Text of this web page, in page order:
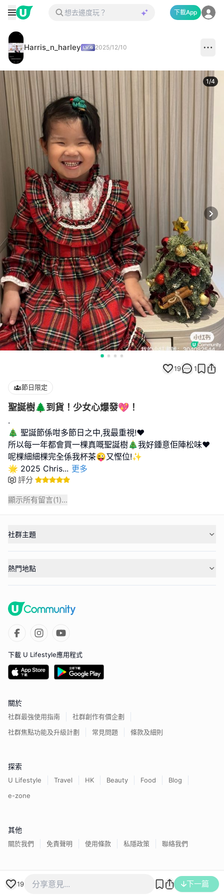
下載App
Harris_n_harley 2025/12/10
1/4
19 1
節日限定
聖誕樹🌲到貨！少女心爆發💖！
.
🎄 聖誕節係咁多節日之中,我最重視!❤️
所以每一年都會買一棵真嘅聖誕樹🎄我好鍾意佢陣松味❤️
呢棵細細棵完全係我杯茶😜又慳位!✨
🌟 2025 Chris... 更多
評分
顯示所有留言(1)...
19 下一篇
社群主題
熱門地點
下載 U Lifestyle應用程式
關於
社群最強使用指南
社群創作有價企劃
社群焦點功能及升級計劃
常見問題 條款及細則
探索
U Lifestyle Travel HK Beauty Food
Blog
e-zone
其他
關於我們 免責聲明 使用條款 私隱政策 聯絡我們
香港經濟日報版權所有©